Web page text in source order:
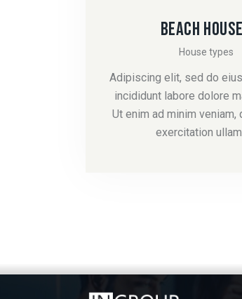
BEACH
House types
Adipiscing elit, sed do
incididunt labore dolore
Ut enim ad minim veniam,
exercitation